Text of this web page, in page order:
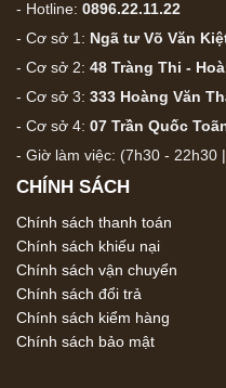
- Hotline: 0896.22.11.22
- Cơ sở 1: Ngã tư Võ Văn
- Cơ sở 2: 48 Tràng Thi -
- Cơ sở 3: 333 Hoàng Văn
- Cơ sở 4: 07 Trần Quốc
- Giờ làm việc: (7h30 - 22h30
CHÍNH SÁCH
Chính sách thanh toán
Chính sách khiếu nại
Chính sách vận chuyển
Chính sách đổi trả
Chính sách kiểm hàng
Chính sách bảo mật